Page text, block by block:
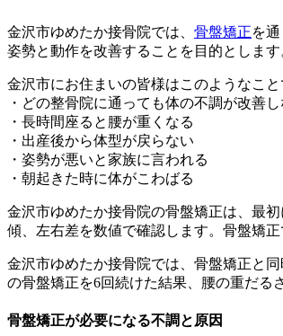
金沢市ゆめたか接骨院では、 骨盤矯正を
姿勢と動作を改善することを目的とします
金沢市にお住まいの皆様はこのようなこと
・どの整骨院に通っても体の不調が改善し
・長時間座ると腰が重くなる
・出産後から体型が戻らない
・姿勢が悪いと家族に言われる
・朝起きた時に体がこわばる
金沢市ゆめたか接骨院の骨盤矯正は、最
傾、左右差を数値で確認します。骨盤矯
金沢市ゆめたか接骨院では、骨盤矯正と
の骨盤矯正を6回続けた結果、腰の重だる
骨盤矯正が必要になる不調と原因